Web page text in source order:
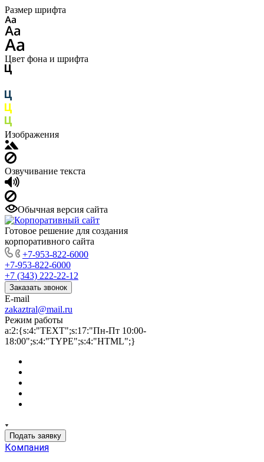
Размер шрифта
Цвет фона и шрифта
Изображения
Озвучивание текста
Обычная версия сайта
Готовое решение для создания
корпоративного сайта
+7-953-822-6000
+7-953-822-6000
+7 (343) 222-22-12
Заказать звонок
E-mail
zakaztral@mail.ru
Режим работы
a:2:{s:4:"TEXT";s:17:"Пн-Пт 10:00-
18:00";s:4:"TYPE";s:4:"HTML";}
Подать заявку
Компания